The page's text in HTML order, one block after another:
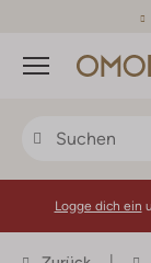
Menü
Logge dich ein